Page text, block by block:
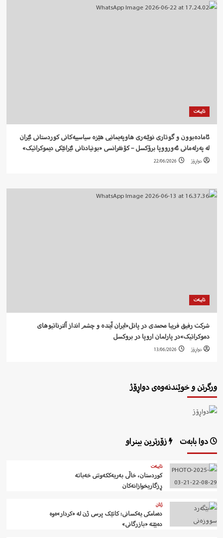
تایبەت
ئامادەبوون و گوتاری نوێنەری هاوپەیمانیی هێزە سیاسییەکانی کوردستانی ئێران
لە پەرلەمانی ئەورووپا برۆکسل – کۆنفرانسی «بونیادنانی ئێرانێکی دیموکراتیک»
دواڕۆژ 22/06/2026
تایبەت
شرکت رفيق فریبا محمدی در پانل«ایران آیندە و چشم انداز آلترناتیوهای
دموکراتیک»در پارلمان اروپا در بروکسل
دواڕۆژ 13/06/2026
ورگرتن و خوێندنەوەی دواڕۆژ
دوا بابەت زۆرترین بینراو
تایبەت
کوردستان، خاڵی بەریەککەوتنی خەباتە
ڕزگاریخوازانەکان
ژنان
دەمامکی یەکسانی: کاتێک پرسی ژن لە «کردار»ەوە
دەبێتە «بازرگانی»